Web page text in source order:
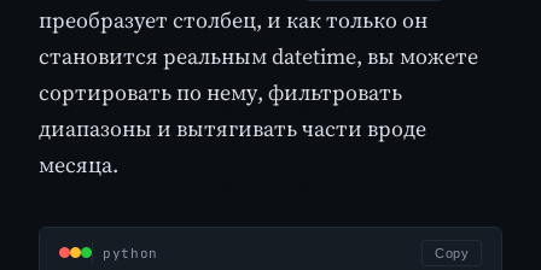
преобразует столбец, и как только он
становится реальным datetime, вы можете
сортировать по нему, фильтровать
диапазоны и вытягивать части вроде
месяца.
python Copy